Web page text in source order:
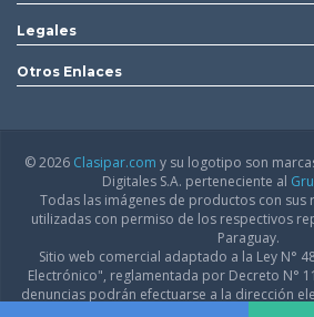
Legales
Otros Enlaces
© 2026 Clasipar.com y su logotipo son
Digitales S.A. perteneciente al
Todas las imágenes de productos con sus
utilizadas con permiso de los respectivos
Paraguay.
Sitio web comercial adaptado a la Ley N°
Electrónico", reglamentada por Decreto N°
denuncias podrán efectuarse a la dirección